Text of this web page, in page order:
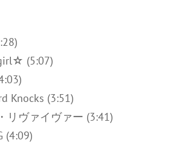
(5:07)
Knocks (3:51)
リヴァイヴァー (3:41)
(4:09)